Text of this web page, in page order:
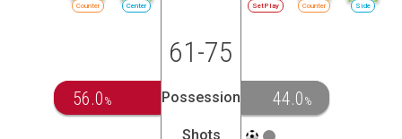
Center
Counter SetPlay Counter Side
61-75
56.0 % Possession 44.0 %
Shots